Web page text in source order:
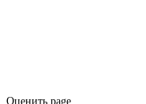
Оценить page